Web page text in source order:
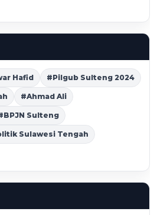
Hafid #Pilgub Sulteng 2024
#Ahmad Ali
Sulteng
Sulawesi Tengah